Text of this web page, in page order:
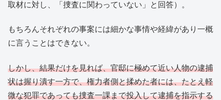
取材に対し、「捜査に関わっていない」と回答）。
もちろんそれぞれの事案には細かな事情や経緯があり一概
に言うことはできない。
しかし、結果だけを見れば、官邸に極めて近い人物の逮捕
状は握り潰す一方で、権力者側と揉めた者には、たとえ軽
微な犯罪であっても捜査一課まで投入して逮捕を指示する